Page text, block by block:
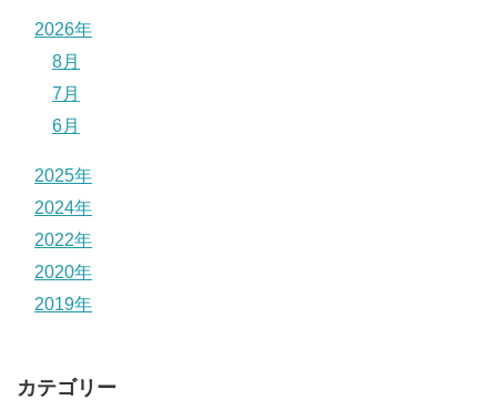
2026年
8月
7月
6月
2025年
2024年
2022年
2020年
2019年
カテゴリー